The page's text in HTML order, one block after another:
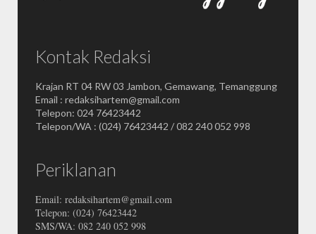
Kontak Redaksi
Krajan RT 04 RW 03 Jambon, Gemawang, Temanggung
Email : redaksihartem@gmail.com
Telepon: 024 76423442
Telepon/WA : (024) 76423442 / 082 240 052 998
Periklanan
Email: redaksihartem@gmail.com
Telepon: (024) 76423442
SMS/WA: 082 240 052 998